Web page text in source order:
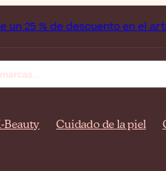
en el artículo Off
Beauty Cuidado de la piel